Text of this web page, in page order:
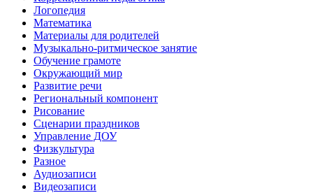
Логопедия
Математика
Материалы для родителей
Музыкально-ритмическое занятие
Обучение грамоте
Окружающий мир
Развитие речи
Региональный компонент
Рисование
Сценарии праздников
Управление ДОУ
Физкультура
Разное
Аудиозаписи
Видеозаписи